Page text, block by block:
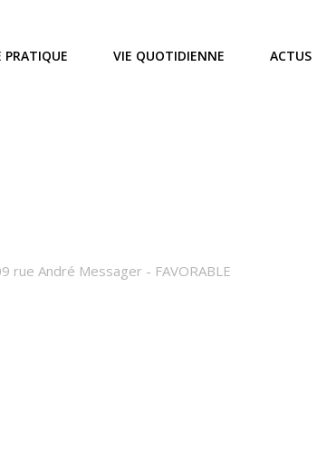
PRATIQUE VIE QUOTIDIENNE ACTUS
rue André Messager - FAVORABLE